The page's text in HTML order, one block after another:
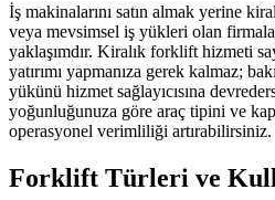
İş makinalarını satın almak yerine
veya mevsimsel iş yükleri olan
yaklaşımdır. Kiralık forklift hizmeti
yatırımı yapmanıza gerek kalmaz;
yükünü hizmet sağlayıcısına
yoğunluğunuza göre araç tipini ve
operasyonel verimliliği artırabilirsiniz.
Forklift Türleri ve